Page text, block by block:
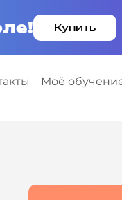
Моё
Купить